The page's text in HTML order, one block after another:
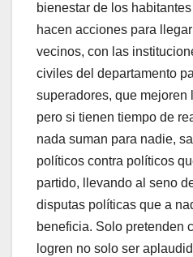
bienestar de los
hacen acciones para
vecinos, con las
civiles del departamento
superadores, que mejoren
pero si tienen tiempo de
nada suman para nadie,
políticos contra políticos
partido, llevando al seno
disputas políticas que a
beneficia. Solo pretenden
logren no solo ser